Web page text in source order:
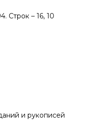
Строк – 16, 10
и рукописей